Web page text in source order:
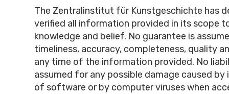
The Zentralinstitut für Kunstgeschichte has
verified all information provided in its scope
knowledge and belief. No guarantee is
timeliness, accuracy, completeness, quality
any time of the information provided. No
assumed for any possible damage caused by
of software or by computer viruses when